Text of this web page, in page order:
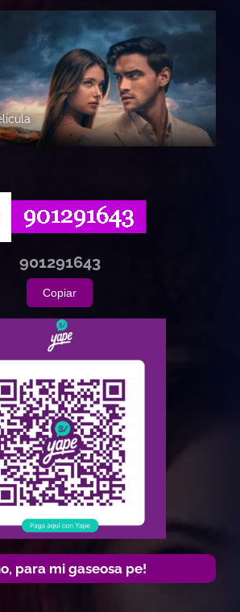
901291643
Copiar
para mi gaseosa pe!